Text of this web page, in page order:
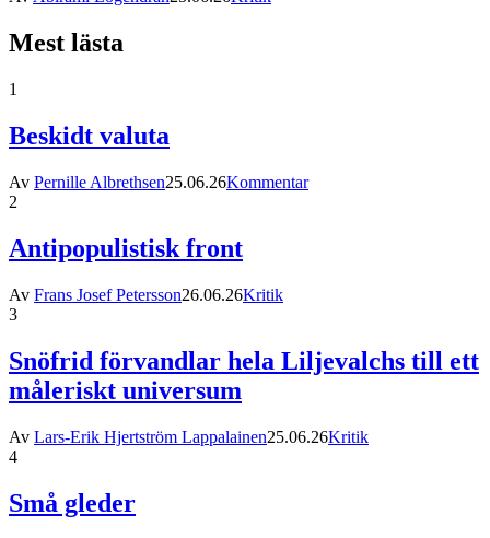
Mest lästa
1
Beskidt valuta
Av Pernille Albrethsen25.06.26Kommentar
2
Antipopulistisk front
Av Frans Josef Petersson26.06.26Kritik
3
Snöfrid förvandlar hela Liljevalchs till ett
måleriskt universum
Av Lars-Erik Hjertström Lappalainen25.06.26Kritik
4
Små gleder